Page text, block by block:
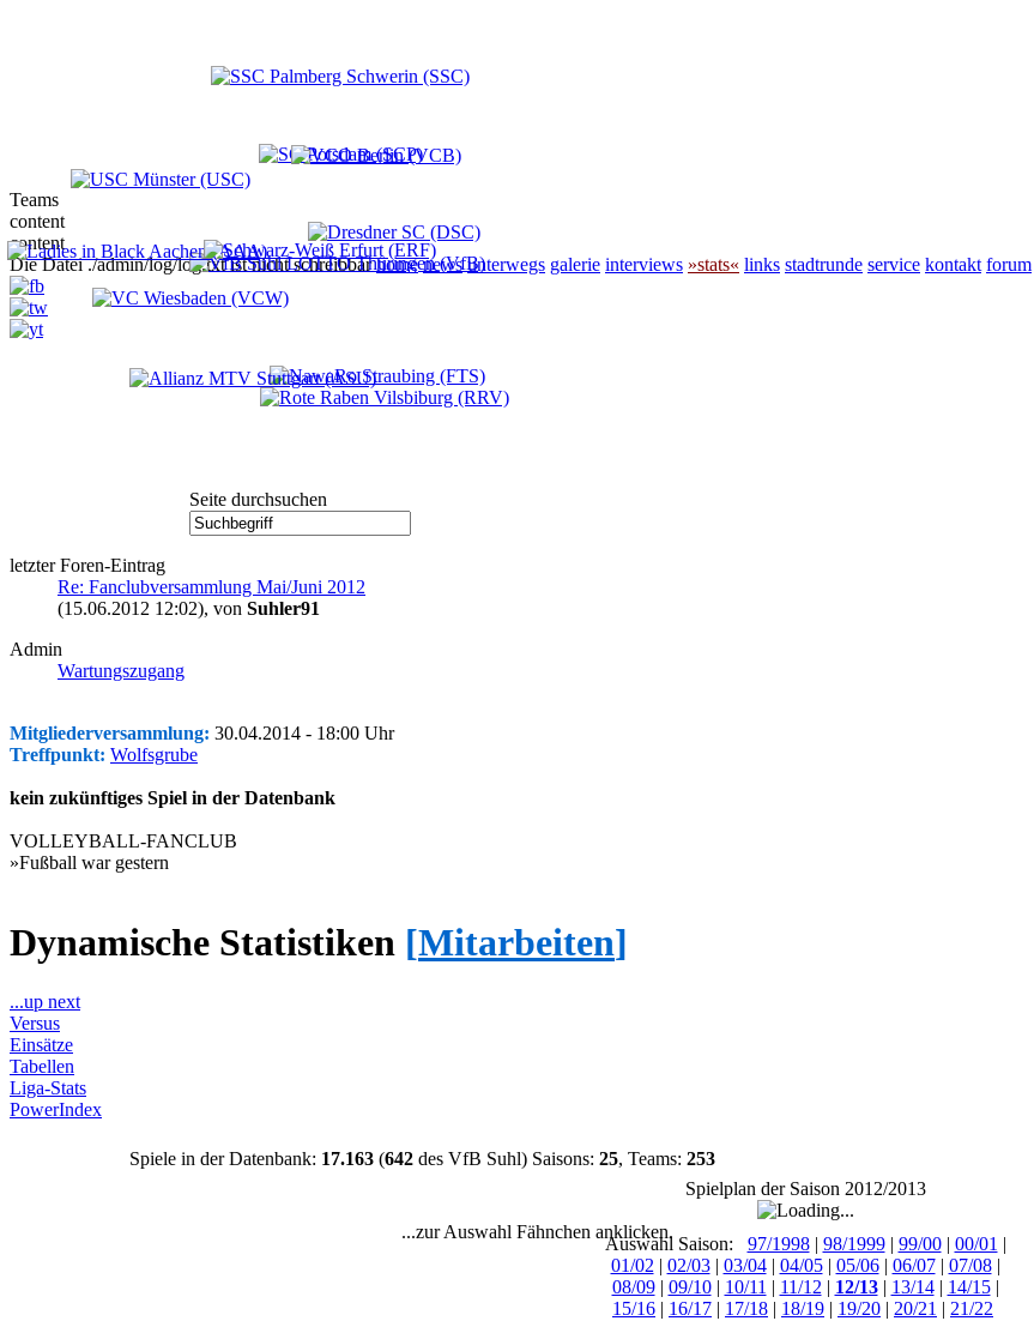
Teams
content
content
Die Datei ./admin/log/log.txt ist nicht schreibbarhome news unterwegs galerie interviews »stats« links stadtrunde service kontakt forum
Seite durchsuchen
letzter Foren-Eintrag
Re: Fanclubversammlung Mai/Juni 2012
(15.06.2012 12:02), von Suhler91
Admin
Wartungszugang
Mitgliederversammlung: 30.04.2014 - 18:00 Uhr
Treffpunkt: Wolfsgrube
kein zukünftiges Spiel in der Datenbank
VOLLEYBALL-FANCLUB
»Fußball war gestern
Dynamische Statistiken [Mitarbeiten]
...up next
Versus
Einsätze
Tabellen
Liga-Stats
PowerIndex
Spiele in der Datenbank: 17.163(642des VfB Suhl) Saisons: 25, Teams: 253
Spielplan der Saison 2012/2013
...zur Auswahl Fähnchen anklicken.
Auswahl Saison: 97/1998| 98/1999| 99/00| 00/01 |
01/02 | 02/03| 03/04| 04/05| 05/06| 06/07| 07/08|
08/09| 09/10| 10/11 | 11/12 | 12/13| 13/14| 14/15|
15/16 | 16/17 | 17/18 | 18/19 | 19/20 | 20/21 | 21/22